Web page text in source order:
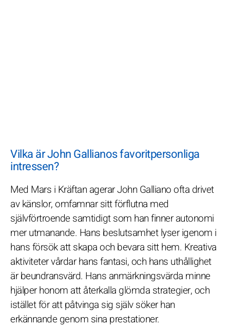
Vilka är John Gallianos favoritpersonliga
intressen?
Med Mars i Kräftan agerar John Galliano ofta drivet
av känslor, omfamnar sitt förflutna med
självförtroende samtidigt som han finner autonomi
mer utmanande. Hans beslutsamhet lyser igenom i
hans försök att skapa och bevara sitt hem. Kreativa
aktiviteter vårdar hans fantasi, och hans uthållighet
är beundransvärd. Hans anmärkningsvärda minne
hjälper honom att återkalla glömda strategier, och
istället för att påtvinga sig själv söker han
erkännande genom sina prestationer.